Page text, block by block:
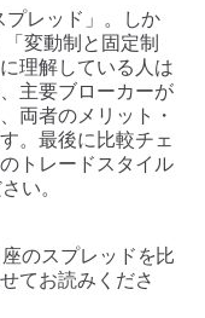
プレッド」。しか
変動制と固定制
理解している人は
主要ブローカーが
両者のメリット・
。最後に比較チェ
トレードスタイル
い。
のスプレッドを比
てお読みくださ